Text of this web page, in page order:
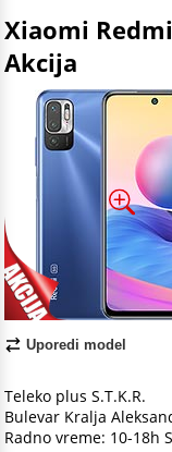
Xiaomi
Akcija
Uporedi model
Teleko plus S.T.K.R.
Bulevar Kralja
Radno vreme: 10-18h